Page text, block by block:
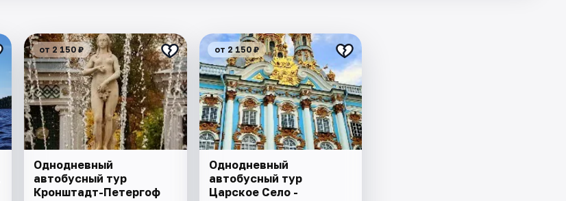
от 2 150 ₽
Однодневный
автобусный тур
Кронштадт-Петергоф
от 2 150 ₽
Однодневный
автобусный тур
Царское Село -